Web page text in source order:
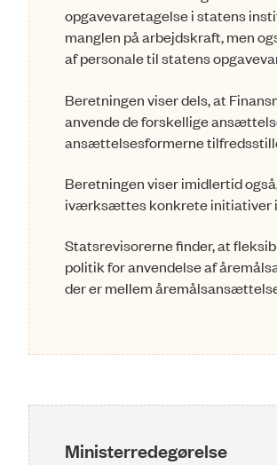
opgavevaretagelse i statens
manglen på arbejdskraft, men
af personale til statens
Beretningen viser dels, at
anvende de forskellige
ansættelsesformerne
Beretningen viser imidlertid
iværksættes konkrete initiativer
Statsrevisorerne finder, at
politik for anvendelse af
der er mellem
Ministerredegørelse